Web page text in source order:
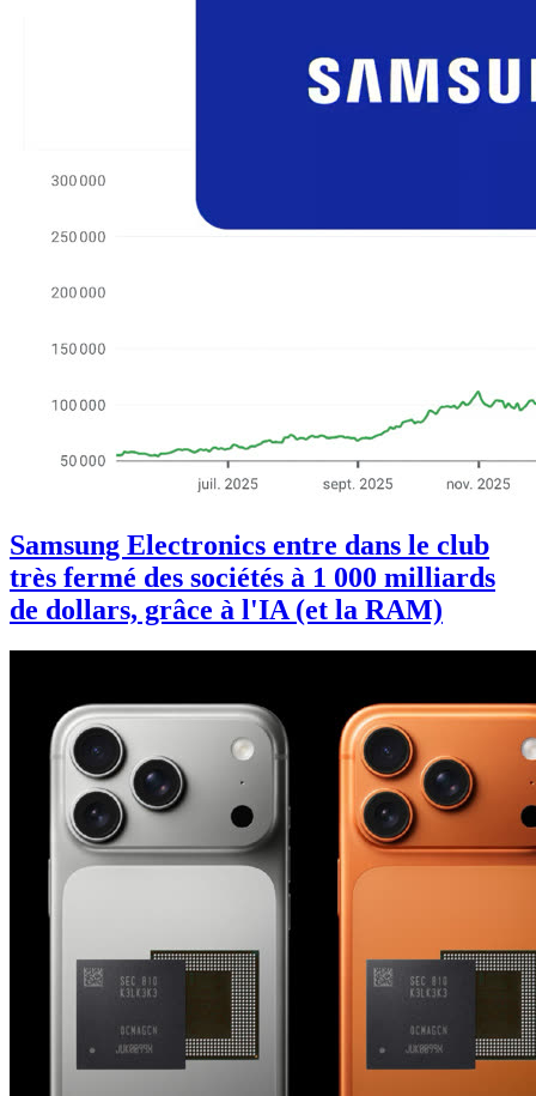
Samsung Electronics entre dans le club
très fermé des sociétés à 1 000 milliards
de dollars, grâce à l'IA (et la RAM)